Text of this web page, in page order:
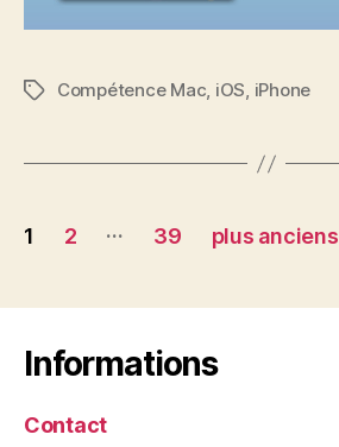
Étiquettes
Compétence Mac, iOS, iPhone
Navigation
articles
1 2 … 39 plus anciens
Informations
Contact